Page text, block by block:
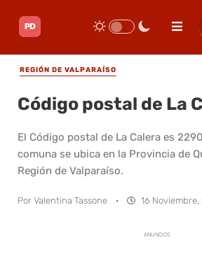
REGIÓN DE VALPARAÍSO
Código postal de La
El Código postal de La Calera es
comuna se ubica en la Provincia de
Región de Valparaíso.
Por Valentina Tassone · 16 Noviembre,
ANUNCIOS